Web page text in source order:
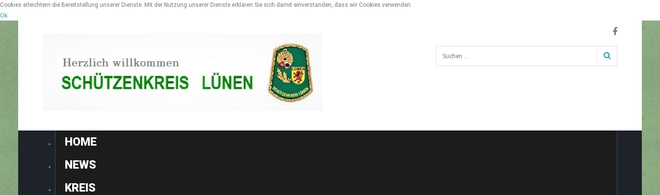
Cookies erleichtern die Bereitstellung unserer Dienste. Mit der Nutzung unserer Dienste erklären Sie sich damit einverstanden, dass wir Cookies verwenden.
Ok
Suchen
...
HOME
NEWS
KREIS